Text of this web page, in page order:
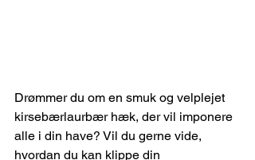
Drømmer du om en smuk og velplejet
kirsebærlaurbær hæk, der vil imponere
alle i din have? Vil du gerne vide,
hvordan du kan klippe din